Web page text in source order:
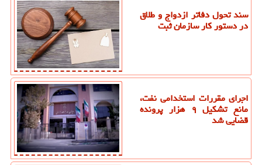
سند تحول دفاتر ازدواج و طلاق
در دستور کار سازمان ثبت
اجرای مقررات استخدامی نفت،
مانع تشکیل ۹ هزار پرونده
قضایی شد